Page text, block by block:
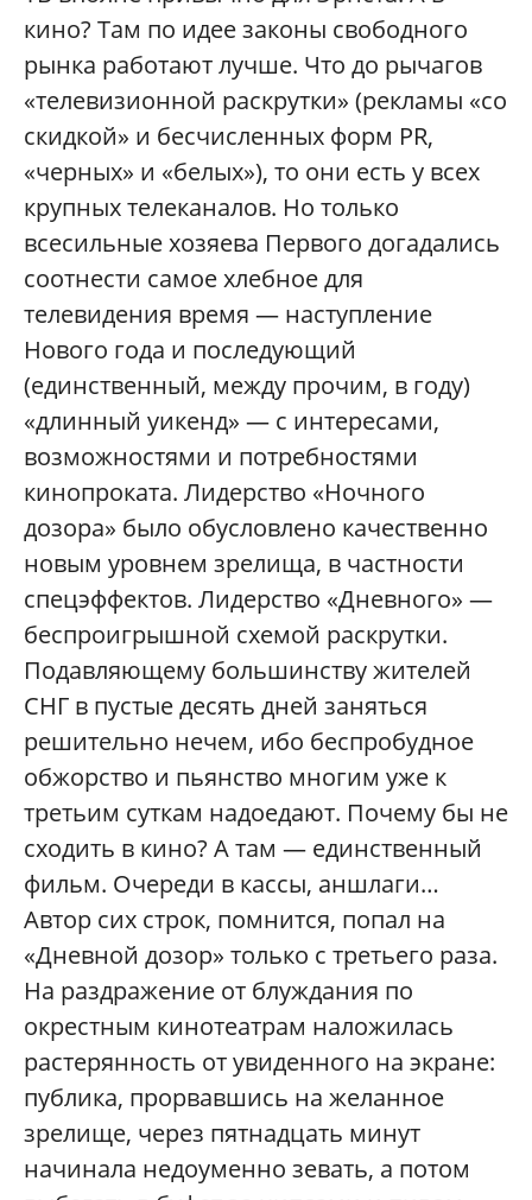
кино? Там по идее законы свободного
рынка работают лучше. Что до рычагов
«телевизионной раскрутки» (рекламы «со
скидкой» и бесчисленных форм PR,
«черных» и «белых»), то они есть у всех
крупных телеканалов. Но только
всесильные хозяева Первого догадались
соотнести самое хлебное для
телевидения время — наступление
Нового года и последующий
(единственный, между прочим, в году)
«длинный уикенд» — с интересами,
возможностями и потребностями
кинопроката. Лидерство «Ночного
дозора» было обусловлено качественно
новым уровнем зрелища, в частности
спецэффектов. Лидерство «Дневного» —
беспроигрышной схемой раскрутки.
Подавляющему большинству жителей
СНГ в пустые десять дней заняться
решительно нечем, ибо беспробудное
обжорство и пьянство многим уже к
третьим суткам надоедают. Почему бы не
сходить в кино? А там — единственный
фильм. Очереди в кассы, аншлаги…
Автор сих строк, помнится, попал на
«Дневной дозор» только с третьего раза.
На раздражение от блуждания по
окрестным кинотеатрам наложилась
растерянность от увиденного на экране:
публика, прорвавшись на желанное
зрелище, через пятнадцать минут
начинала недоуменно зевать, а потом